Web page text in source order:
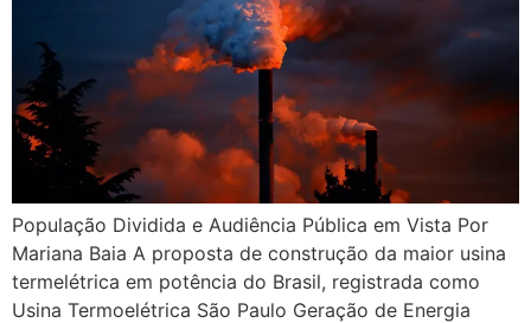
População Dividida e Audiência Pública em Vista Por
Mariana Baia A proposta de construção da maior usina
termelétrica em potência do Brasil, registrada como
Usina Termoelétrica São Paulo Geração de Energia